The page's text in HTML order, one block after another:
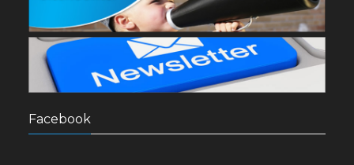
Facebook